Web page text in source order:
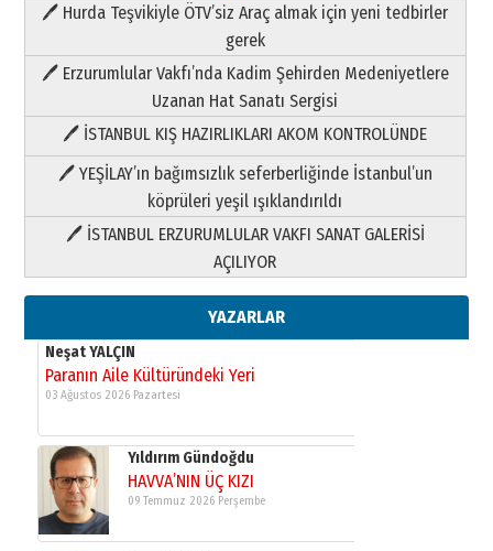
🖊 Hurda Teşvikiyle ÖTV’siz Araç almak için yeni tedbirler
gerek
🖊 Erzurumlular Vakfı’nda Kadim Şehirden Medeniyetlere
Uzanan Hat Sanatı Sergisi
🖊 İSTANBUL KIŞ HAZIRLIKLARI AKOM KONTROLÜNDE
🖊 YEŞİLAY’ın bağımsızlık seferberliğinde İstanbul’un
köprüleri yeşil ışıklandırıldı
🖊 İSTANBUL ERZURUMLULAR VAKFI SANAT GALERİSİ
AÇILIYOR
YAZARLAR
Paranın Aile Kültüründeki Yeri
03 Ağustos 2026 Pazartesi
Yıldırım Gündoğdu
HAVVA’NIN ÜÇ KIZI
09 Temmuz 2026 Perşembe
Yusuf POLAT
Şampiyonluk Sebahattin Şirin’e
11 Mayıs 2026 Pazartesi
Neşat YALÇIN
Paranın Aile Kültüründeki Yeri
03 Ağustos 2026 Pazartesi
Yıldırım Gündoğdu
HAVVA’NIN ÜÇ KIZI
09 Temmuz 2026 Perşembe